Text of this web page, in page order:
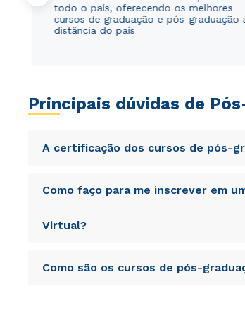
todo o país, oferecendo os melhores
cursos de graduação e pós-graduação
distância do país
Principais dúvidas de
A certificação dos cursos de pós-
totam rem aperiam, eaque ipsa quae ab
consequuntur magni dolores eos qui
Como faço para me inscrever em
Virtual?
totam rem aperiam, eaque ipsa quae ab
Como são os cursos de pós-